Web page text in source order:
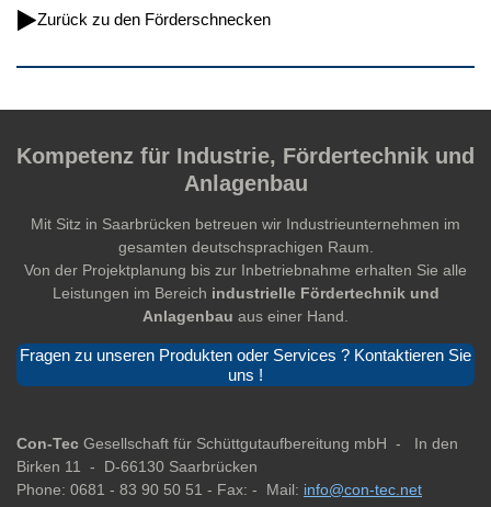
Zurück zu den Förderschnecken
Kompetenz für Industrie, Fördertechnik und
Anlagenbau
Mit Sitz in Saarbrücken betreuen wir Industrieunternehmen im
gesamten deutschsprachigen Raum.
Von der Projektplanung bis zur Inbetriebnahme erhalten Sie alle
Leistungen im Bereich industrielle Fördertechnik und
Anlagenbau aus einer Hand.
Fragen zu unseren Produkten oder Services ? Kontaktieren Sie
uns !
Con-Tec Gesellschaft für Schüttgutaufbereitung mbH - In den
Birken 11 - D-66130 Saarbrücken
Phone: 0681 - 83 90 50 51 - Fax: - Mail: info@con-tec.net